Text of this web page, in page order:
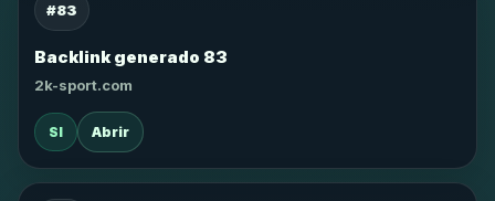
#83
Backlink generado 83
2k-sport.com
SI Abrir